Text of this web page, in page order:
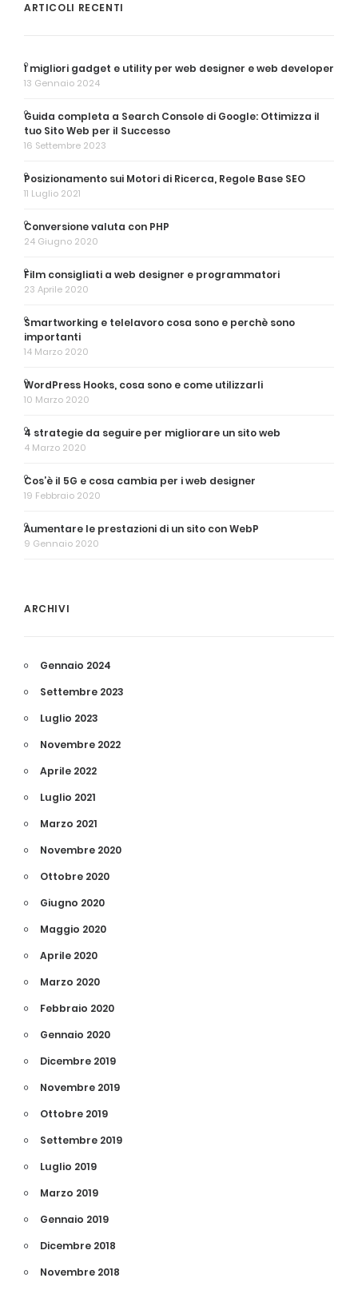
ARTICOLI RECENTI
I migliori gadget e utility per web designer e web developer
13 Gennaio 2024
Guida completa a Search Console di Google: Ottimizza il
tuo Sito Web per il Successo
16 Settembre 2023
Posizionamento sui Motori di Ricerca, Regole Base SEO
11 Luglio 2021
Conversione valuta con PHP
24 Giugno 2020
Film consigliati a web designer e programmatori
23 Aprile 2020
Smartworking e telelavoro cosa sono e perchè sono
importanti
14 Marzo 2020
WordPress Hooks, cosa sono e come utilizzarli
10 Marzo 2020
4 strategie da seguire per migliorare un sito web
4 Marzo 2020
Cos’è il 5G e cosa cambia per i web designer
19 Febbraio 2020
Aumentare le prestazioni di un sito con WebP
9 Gennaio 2020
ARCHIVI
Gennaio 2024
Settembre 2023
Luglio 2023
Novembre 2022
Aprile 2022
Luglio 2021
Marzo 2021
Novembre 2020
Ottobre 2020
Giugno 2020
Maggio 2020
Aprile 2020
Marzo 2020
Febbraio 2020
Gennaio 2020
Dicembre 2019
Novembre 2019
Ottobre 2019
Settembre 2019
Luglio 2019
Marzo 2019
Gennaio 2019
Dicembre 2018
Novembre 2018